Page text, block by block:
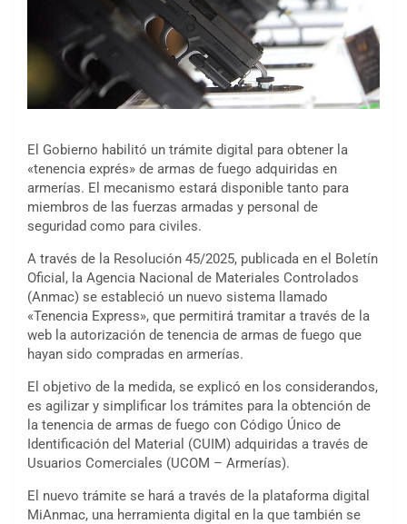
El Gobierno habilitó un trámite digital para obtener la
«tenencia exprés» de armas de fuego adquiridas en
armerías. El mecanismo estará disponible tanto para
miembros de las fuerzas armadas y personal de
seguridad como para civiles.
A través de la Resolución 45/2025, publicada en el Boletín
Oficial, la Agencia Nacional de Materiales Controlados
(Anmac) se estableció un nuevo sistema llamado
«Tenencia Express», que permitirá tramitar a través de la
web la autorización de tenencia de armas de fuego que
hayan sido compradas en armerías.
El objetivo de la medida, se explicó en los considerandos,
es agilizar y simplificar los trámites para la obtención de
la tenencia de armas de fuego con Código Único de
Identificación del Material (CUIM) adquiridas a través de
Usuarios Comerciales (UCOM – Armerías).
El nuevo trámite se hará a través de la plataforma digital
MiAnmac, una herramienta digital en la que también se